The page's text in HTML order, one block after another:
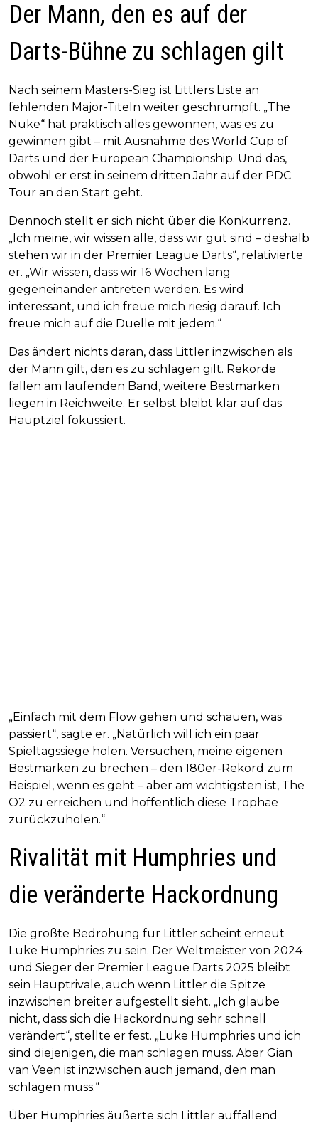
Der Mann, den es auf der
Darts-Bühne zu schlagen gilt
Nach seinem Masters-Sieg ist Littlers Liste an
fehlenden Major-Titeln weiter geschrumpft. „The
Nuke“ hat praktisch alles gewonnen, was es zu
gewinnen gibt – mit Ausnahme des World Cup of
Darts und der European Championship. Und das,
obwohl er erst in seinem dritten Jahr auf der PDC
Tour an den Start geht.
Dennoch stellt er sich nicht über die Konkurrenz.
„Ich meine, wir wissen alle, dass wir gut sind – deshalb
stehen wir in der Premier League Darts“, relativierte
er. „Wir wissen, dass wir 16 Wochen lang
gegeneinander antreten werden. Es wird
interessant, und ich freue mich riesig darauf. Ich
freue mich auf die Duelle mit jedem.“
Das ändert nichts daran, dass Littler inzwischen als
der Mann gilt, den es zu schlagen gilt. Rekorde
fallen am laufenden Band, weitere Bestmarken
liegen in Reichweite. Er selbst bleibt klar auf das
Hauptziel fokussiert.
„Einfach mit dem Flow gehen und schauen, was
passiert“, sagte er. „Natürlich will ich ein paar
Spieltagssiege holen. Versuchen, meine eigenen
Bestmarken zu brechen – den 180er-Rekord zum
Beispiel, wenn es geht – aber am wichtigsten ist, The
O2 zu erreichen und hoffentlich diese Trophäe
zurückzuholen.“
Rivalität mit Humphries und
die veränderte Hackordnung
Die größte Bedrohung für Littler scheint erneut
Luke Humphries zu sein. Der Weltmeister von 2024
und Sieger der Premier League Darts 2025 bleibt
sein Hauptrivale, auch wenn Littler die Spitze
inzwischen breiter aufgestellt sieht. „Ich glaube
nicht, dass sich die Hackordnung sehr schnell
verändert“, stellte er fest. „Luke Humphries und ich
sind diejenigen, die man schlagen muss. Aber Gian
van Veen ist inzwischen auch jemand, den man
schlagen muss.“
Über Humphries äußerte sich Littler auffallend